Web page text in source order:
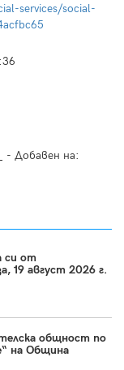
services/social-
- Добавен на:
си от
19 август 2026 г.
общност по
на Община